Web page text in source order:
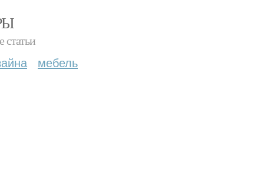
статьи
мебель